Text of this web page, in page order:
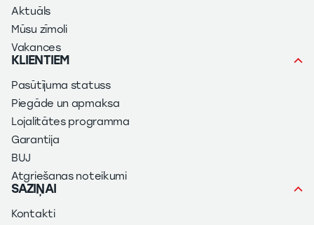
Aktuāls
Mūsu zīmoli
Vakances
KLIENTIEM
Pasūtījuma statuss
Piegāde un apmaksa
Lojalitātes programma
Garantija
BUJ
Atgriešanas noteikumi
SAZIŅAI
Kontakti